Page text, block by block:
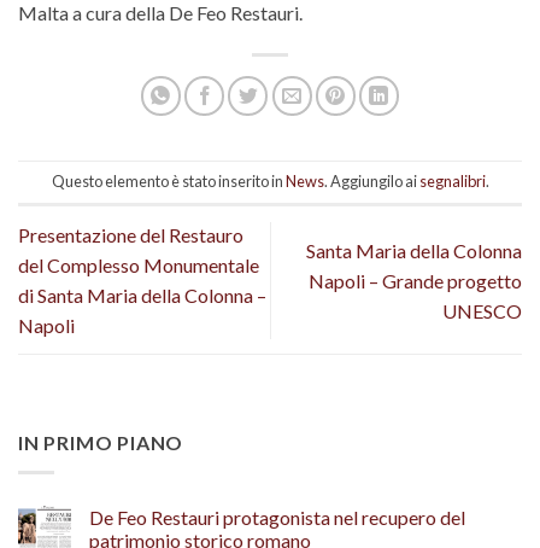
Malta a cura della De Feo Restauri.
Questo elemento è stato inserito inNews. Aggiungilo aisegnalibri.
Presentazione del Restauro
del Complesso Monumentale
di Santa Maria della Colonna –
Napoli
Santa Maria della Colonna
Napoli – Grande progetto
UNESCO
IN PRIMO PIANO
De Feo Restauri protagonista nel recupero del
patrimonio storico romano